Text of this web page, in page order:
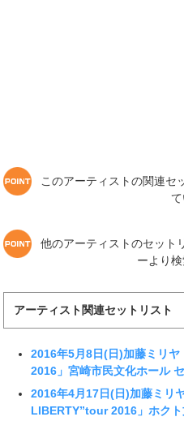
このアーティストの関連セ
て
他のアーティストのセット
ーより検
アーティスト関連セットリスト
2016年5月8日(日)加藤ミリ
2016」宮崎市民文化ホール
2016年4月17日(日)加藤ミリ
LIBERTY”tour 2016」ホク